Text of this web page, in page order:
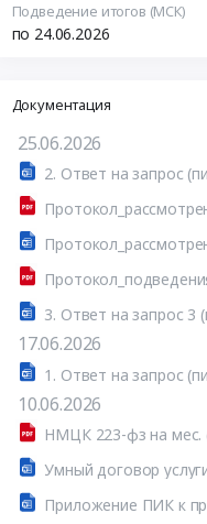
Подведение итогов (МСК)
по 24.06.2026
Документация
25.06.2026
17.06.2026
10.06.2026